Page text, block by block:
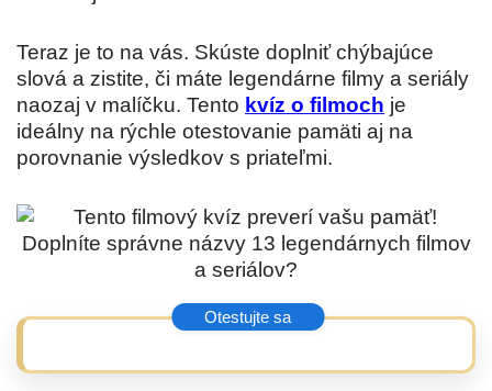
Teraz je to na vás. Skúste doplniť chýbajúce
slová a zistite, či máte legendárne filmy a seriály
naozaj v malíčku. Tento kvíz o filmoch je
ideálny na rýchle otestovanie pamäti aj na
porovnanie výsledkov s priateľmi.